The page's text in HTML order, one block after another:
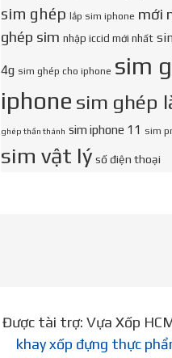
sim ghép lắp sim iphone mới
ghép sim nhập iccid mới nhất
4g sim ghép cho iphone sim
iphone sim ghép
ghép thần thánh sim iphone 11 sim
sim vật lý số điện thoại
Được tài trợ: Vựa Xốp
khay xốp đựng thực